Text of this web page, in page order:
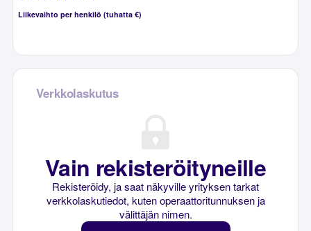
Liikevaihto per henkilö (tuhatta €)
Verkkolaskutus
Vain rekisteröityneille
Rekisteröidy, ja saat näkyville yrityksen tarkat
verkkolaskutiedot, kuten operaattoritunnuksen ja
välittäjän nimen.